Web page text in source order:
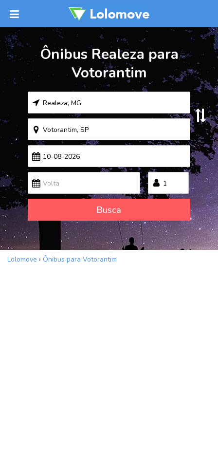
Ônibus Realeza para
Votorantim
Busca
Lolomove › Ônibus para Votorantim